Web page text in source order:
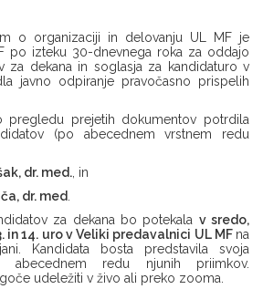
o organizaciji in delovanju UL MF je
po izteku 30-dnevnega roka za oddajo
za dekana in soglasja za kandidaturo v
javno odpiranje pravočasno prispelih
pregledu prejetih dokumentov potrdila
(po abecednem vrstnem redu
dr. med. , in
dr. med
za dekana bo potekala v sredo,
in 14. uro v Veliki predavalnici UL MF na
Kandidata bosta predstavila svoja
redu njunih priimkov.
udeležiti v živo ali preko zooma.